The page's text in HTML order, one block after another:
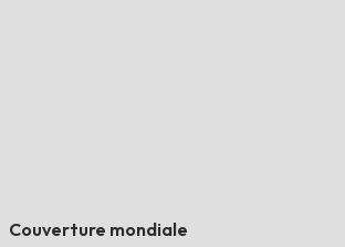
Couverture mondiale